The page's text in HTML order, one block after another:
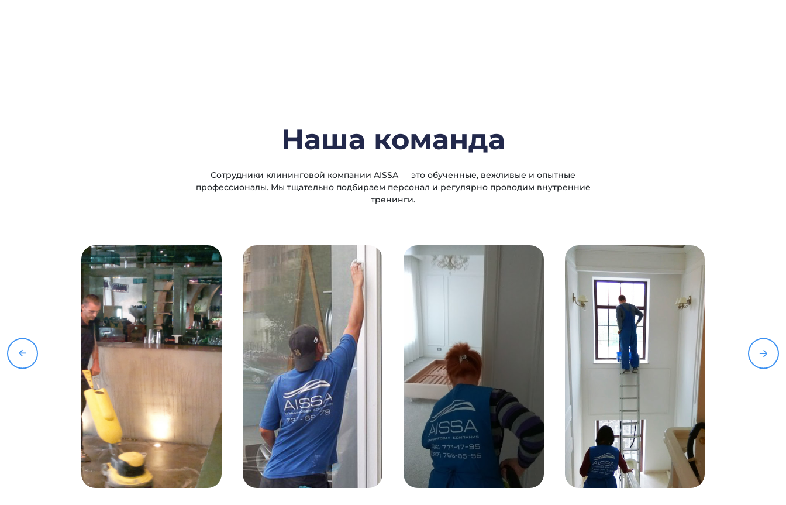
Наша команда
Сотрудники клининговой компании AISSA — это обученные, вежливые и опытные
профессионалы. Мы тщательно подбираем персонал и регулярно проводим внутренние
тренинги.